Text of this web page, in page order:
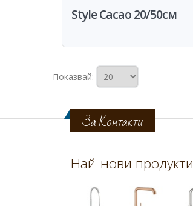
Style Cacao 20/50см
Показвай:
За Контакти
Най-нови продукти